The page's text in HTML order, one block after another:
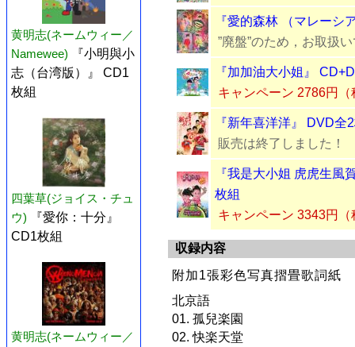
黄明志(ネームウィー／
Namewee)
『小明與小
志（台湾版）』 CD1
枚組
四葉草(ジョイス・チュ
ウ)
『愛你：十分』
CD1枚組
黄明志(ネームウィー／
『愛的森林 （マレーシ
”廃盤”のため，お取扱
『加加油大小姐』
キャンペーン 2786円（
『新年喜洋洋』 DVD全
販売は終了しました！
『我是大小姐 虎虎生風
枚組
キャンペーン 3343円（
収録内容
附加1張彩色写真摺畳歌詞紙
北京語
01. 孤兒楽園
02. 快楽天堂